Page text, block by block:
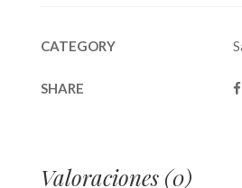
CATEGORY
SHARE
Valoraciones (0)